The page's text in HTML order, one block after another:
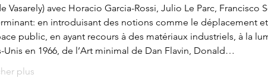
Vasarely) avec Horacio Garcia-Rossi, Julio Le Parc,
en introduisant des notions comme le déplacement
public, en ayant recours à des matériaux industriels, à la
Unis en 1966, de l’Art minimal de Dan Flavin, Donald…
plus